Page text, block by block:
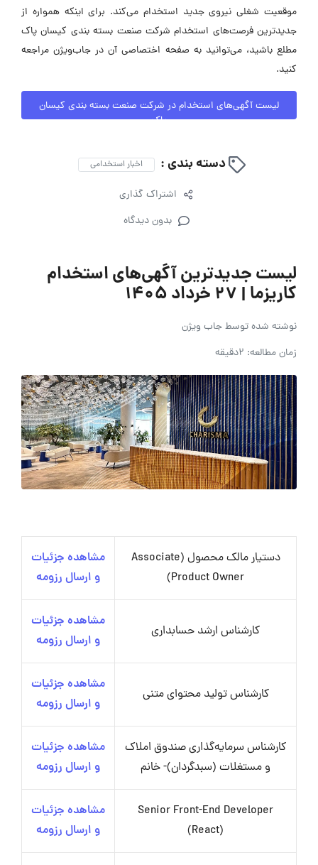
موقعیت شغلی نیروی جدید استخدام می‌کند. برای اینکه همواره از
جدیدترین فرصت‌های استخدام شرکت صنعت بسته بندی کیسان پاک
مطلع باشید، می‌توانید به صفحه اختصاصی آن در جاب‌ویژن مراجعه
کنید.
لیست آگهی‌های استخدام در شرکت صنعت بسته بندی کیسان
پاک
دسته بندی : اخبار استخدامی
اشتراک گذاری
بدون دیدگاه
لیست جدیدترین آگهی‌های استخدام
کاریزما | ۲۷ خرداد ۱۴۰۵
نوشته شده توسطجاب ویژن
زمان مطالعه: 2دقیقه
دستیار مالک محصول (Associate
Product Owner)
مشاهده جزئیات
و ارسال رزومه
کارشناس ارشد حسابداری
مشاهده جزئیات
و ارسال رزومه
کارشناس تولید محتوای متنی
مشاهده جزئیات
و ارسال رزومه
کارشناس سرمایه‌گذاری صندوق املاک
و مستغلات (سبدگردان)- خانم
مشاهده جزئیات
و ارسال رزومه
Senior Front-End Developer
(React)
مشاهده جزئیات
و ارسال رزومه